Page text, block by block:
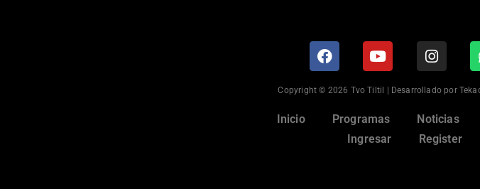
Copyright © 2026 Tvo Tiltil | Desarrollado por
Inicio Programas Noticias
Ingresar
Register